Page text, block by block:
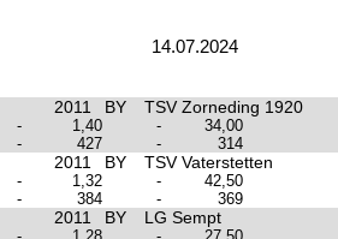
14.07.2024
2011 BY TSV Zorneding 1920
- 1,40 -
34,00
- 427 - 314
2011 BY TSV Vaterstetten
- 1,32 -
42,50
- 384 - 369
2011 BY LG Sempt